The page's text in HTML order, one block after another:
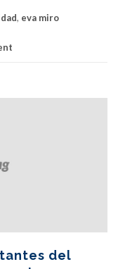
, eva miro
del